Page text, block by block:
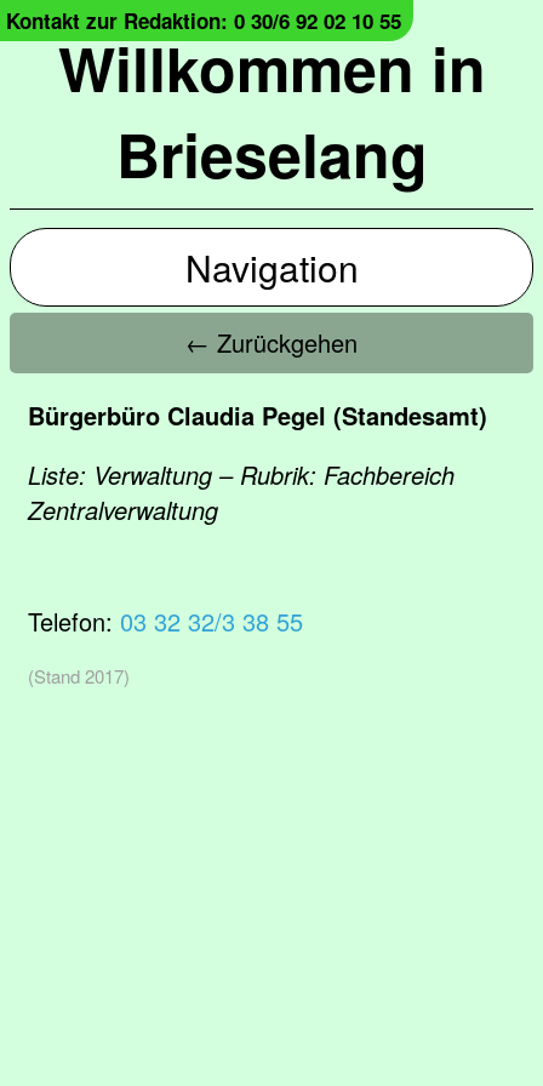
Willkommen in
Brieselang
Kontakt zur Redaktion: 0 30/6 92 02 10 55
Navigation
← Zurückgehen
Bürgerbüro Claudia Pegel (Standesamt)
Liste: Verwaltung – Rubrik: Fachbereich
Zentralverwaltung
Telefon: 03 32 32/3 38 55
(Stand 2017)